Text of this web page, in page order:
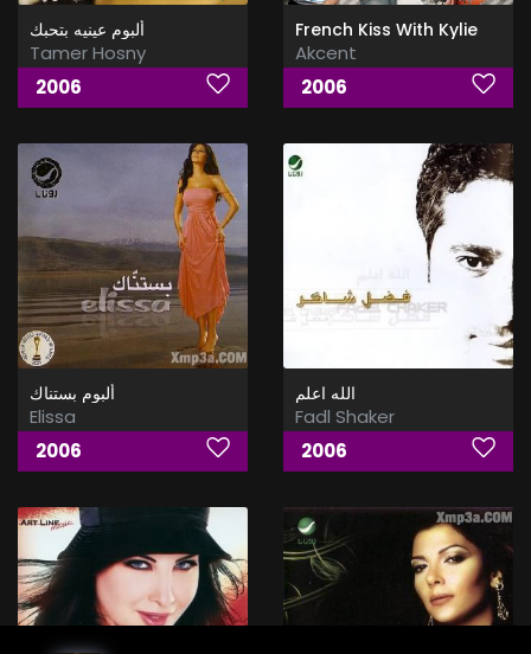
ألبوم عينيه بتحبك
Tamer Hosny
2006
French Kiss With Kylie
Akcent
2006
ألبوم بستناك
Elissa
2006
الله اعلم
Fadl Shaker
2006